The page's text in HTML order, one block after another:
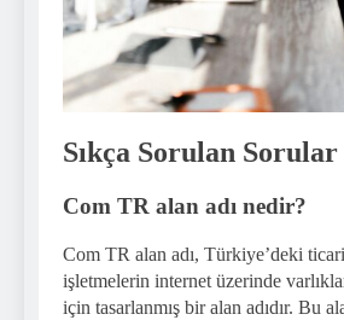
Sıkça Sorulan Sorular
Com TR alan adı nedir?
Com TR alan adı, Türkiye’deki
işletmelerin internet üzerinde
için tasarlanmış bir alan adıdır. Bu